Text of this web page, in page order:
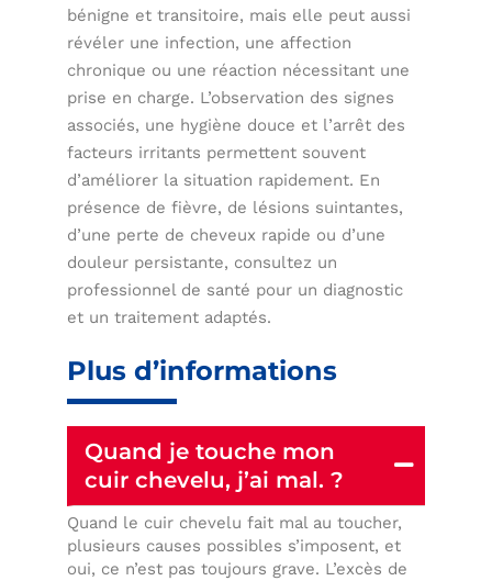
bénigne et transitoire, mais elle peut aussi
révéler une infection, une affection
chronique ou une réaction nécessitant une
prise en charge. L’observation des signes
associés, une hygiène douce et l’arrêt des
facteurs irritants permettent souvent
d’améliorer la situation rapidement. En
présence de fièvre, de lésions suintantes,
d’une perte de cheveux rapide ou d’une
douleur persistante, consultez un
professionnel de santé pour un diagnostic
et un traitement adaptés.
Plus d’informations
Quand je touche mon
cuir chevelu, j’ai mal. ?
Quand le cuir chevelu fait mal au toucher,
plusieurs causes possibles s’imposent, et
oui, ce n’est pas toujours grave. L’excès de